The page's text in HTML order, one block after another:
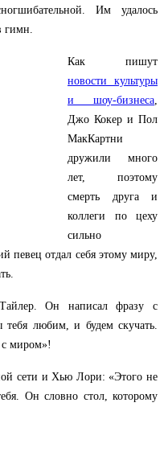
Им удалось
гимн.
Как пишут
новости культуры
и шоу-бизнеса,
Джо Кокер и Пол
МакКартни
дружили много
лет, поэтому
смерть друга и
коллеги по цеху
сильно
певец отдал себя этому миру,
Он написал фразу с
любим, и будем скучать.
с миром»!
сети и Хью Лори: «Этого не
Он словно стол, которому